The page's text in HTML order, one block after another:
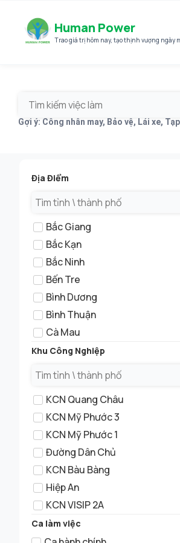
Human Power
Trao giá trị hôm nay, tạo thịnh vượng ngày
Gợi ý: Công nhân may, Bảo vệ, Lái xe,
Địa Điểm
Bắc Giang
Bắc Kạn
Bắc Ninh
Bến Tre
Bình Dương
Bình Thuận
Cà Mau
Cần Thơ
Đà Lạt
Đà Nẵng
Đồng Nai
Hà Giang
Hải Dương
Hải Phòng
Hoà Bình
Hưng yên
Khu Công Nghiệp
KCN Quang Châu
KCN Mỹ Phước 3
KCN Mỹ Phước 1
Đường Dân Chủ
KCN Bàu Bàng
Hiệp An
KCN VISIP 2A
KCN Tân Phú Trung
KCN Sóng Thần 3
Ca làm việc